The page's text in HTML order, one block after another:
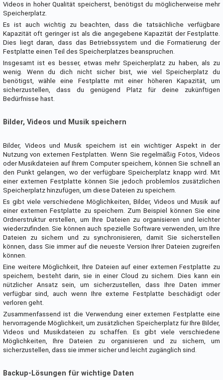
Videos in hoher Qualität speicherst, benötigst du möglicherweise mehr
Speicherplatz.
Es ist auch wichtig zu beachten, dass die tatsächliche verfügbare
Kapazität oft geringer ist als die angegebene Kapazität der Festplatte.
Dies liegt daran, dass das Betriebssystem und die Formatierung der
Festplatte einen Teil des Speicherplatzes beanspruchen.
Insgesamt ist es besser, etwas mehr Speicherplatz zu haben, als zu
wenig. Wenn du dich nicht sicher bist, wie viel Speicherplatz du
benötigst, wähle eine Festplatte mit einer höheren Kapazität, um
sicherzustellen, dass du genügend Platz für deine zukünftigen
Bedürfnisse hast.
Bilder, Videos und Musik speichern
Bilder, Videos und Musik speichern ist ein wichtiger Aspekt in der
Nutzung von externen Festplatten. Wenn Sie regelmäßig Fotos, Videos
oder Musikdateien auf Ihrem Computer speichern, können Sie schnell an
den Punkt gelangen, wo der verfügbare Speicherplatz knapp wird. Mit
einer externen Festplatte können Sie jedoch problemlos zusätzlichen
Speicherplatz hinzufügen, um diese Dateien zu speichern.
Es gibt viele verschiedene Möglichkeiten, Bilder, Videos und Musik auf
einer externen Festplatte zu speichern. Zum Beispiel können Sie eine
Ordnerstruktur erstellen, um Ihre Dateien zu organisieren und leichter
wiederzufinden. Sie können auch spezielle Software verwenden, um Ihre
Dateien zu sichern und zu synchronisieren, damit Sie sicherstellen
können, dass Sie immer auf die neueste Version Ihrer Dateien zugreifen
können.
Eine weitere Möglichkeit, Ihre Dateien auf einer externen Festplatte zu
speichern, besteht darin, sie in einer Cloud zu sichern. Dies kann ein
nützlicher Ansatz sein, um sicherzustellen, dass Ihre Daten immer
verfügbar sind, auch wenn Ihre externe Festplatte beschädigt oder
verloren geht.
Zusammenfassend ist die Verwendung einer externen Festplatte eine
hervorragende Möglichkeit, um zusätzlichen Speicherplatz für Ihre Bilder,
Videos und Musikdateien zu schaffen. Es gibt viele verschiedene
Möglichkeiten, Ihre Dateien zu organisieren und zu sichern, um
sicherzustellen, dass sie immer sicher und leicht zugänglich sind.
Backup-Lösungen für wichtige Daten